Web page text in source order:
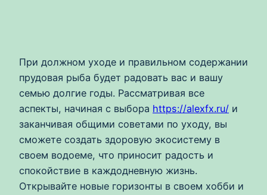
При должном уходе и правильном содержании
прудовая рыба будет радовать вас и вашу
семью долгие годы. Рассматривая все
аспекты, начиная с выбора https://alexfx.ru/ и
заканчивая общими советами по уходу, вы
сможете создать здоровую экосистему в
своем водоеме, что приносит радость и
спокойствие в каждодневную жизнь.
Открывайте новые горизонты в своем хобби и